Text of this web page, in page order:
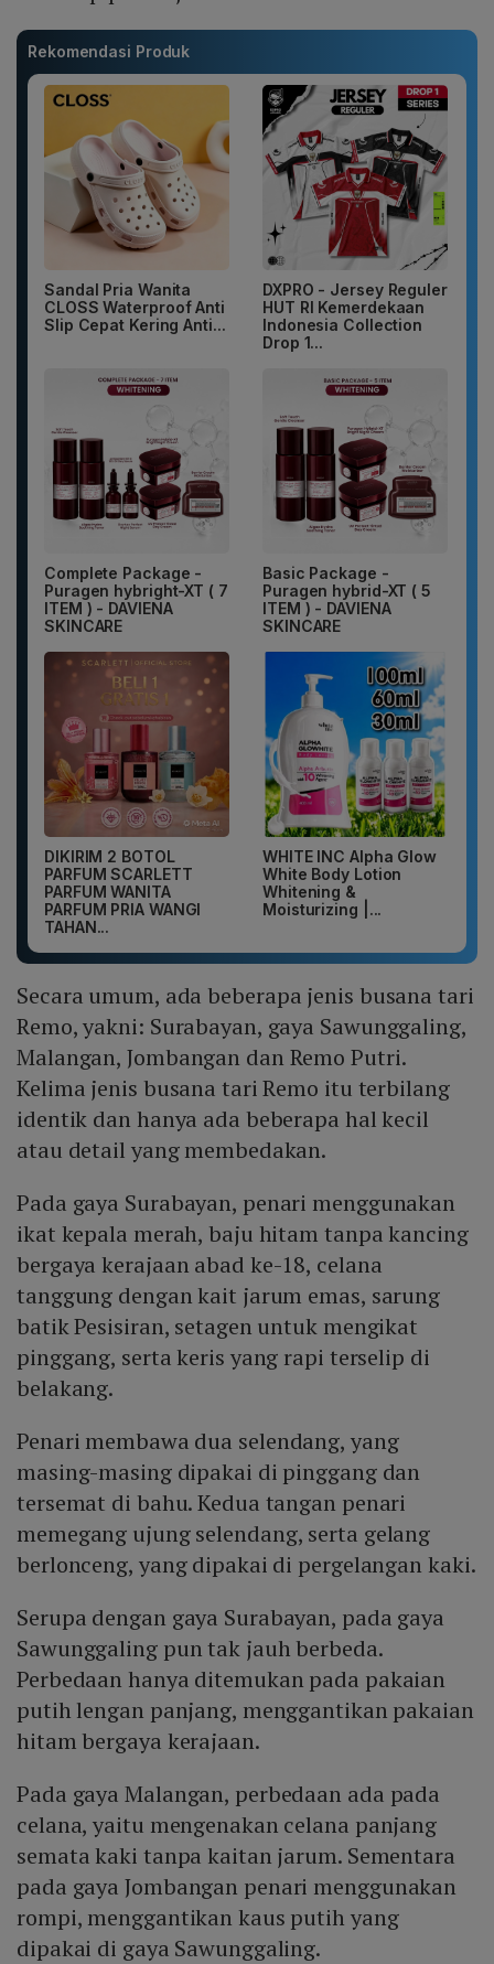
Rekomendasi Produk
Sandal Pria Wanita
CLOSS Waterproof Anti
Slip Cepat Kering Anti...
DXPRO - Jersey Reguler
HUT RI Kemerdekaan
Indonesia Collection
Drop 1...
Complete Package -
Puragen hybright-XT ( 7
ITEM ) - DAVIENA
SKINCARE
Basic Package -
Puragen hybrid-XT ( 5
ITEM ) - DAVIENA
SKINCARE
DIKIRIM 2 BOTOL
PARFUM SCARLETT
PARFUM WANITA
PARFUM PRIA WANGI
TAHAN...
WHITE INC Alpha Glow
White Body Lotion
Whitening &
Moisturizing |...
Secara umum, ada beberapa jenis busana tari
Remo, yakni: Surabayan, gaya Sawunggaling,
Malangan, Jombangan dan Remo Putri.
Kelima jenis busana tari Remo itu terbilang
identik dan hanya ada beberapa hal kecil
atau detail yang membedakan.
Pada gaya Surabayan, penari menggunakan
ikat kepala merah, baju hitam tanpa kancing
bergaya kerajaan abad ke-18, celana
tanggung dengan kait jarum emas, sarung
batik Pesisiran, setagen untuk mengikat
pinggang, serta keris yang rapi terselip di
belakang.
Penari membawa dua selendang, yang
masing-masing dipakai di pinggang dan
tersemat di bahu. Kedua tangan penari
memegang ujung selendang, serta gelang
berlonceng, yang dipakai di pergelangan kaki.
Serupa dengan gaya Surabayan, pada gaya
Sawunggaling pun tak jauh berbeda.
Perbedaan hanya ditemukan pada pakaian
putih lengan panjang, menggantikan pakaian
hitam bergaya kerajaan.
Pada gaya Malangan, perbedaan ada pada
celana, yaitu mengenakan celana panjang
semata kaki tanpa kaitan jarum. Sementara
pada gaya Jombangan penari menggunakan
rompi, menggantikan kaus putih yang
dipakai di gaya Sawunggaling.